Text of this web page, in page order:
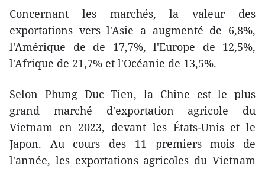
Concernant les marchés, la valeur des
exportations vers l'Asie a augmenté de 6,8%,
l'Amérique de de 17,7%, l'Europe de 12,5%,
l'Afrique de 21,7% et l'Océanie de 13,5%.
Selon Phung Duc Tien, la Chine est le plus
grand marché d'exportation agricole du
Vietnam en 2023, devant les États-Unis et le
Japon. Au cours des 11 premiers mois de
l'année, les exportations agricoles du Vietnam